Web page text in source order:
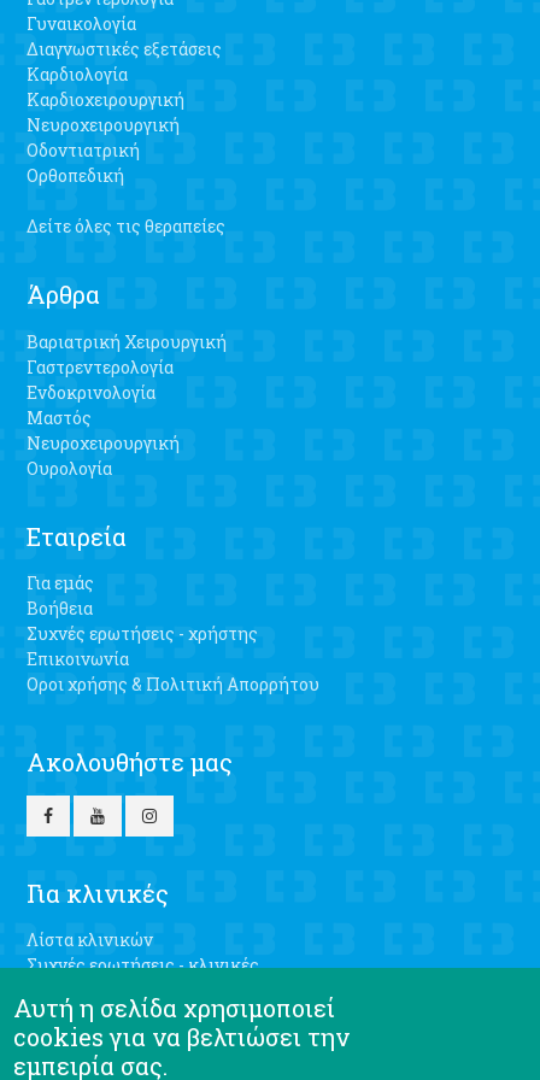
Γυναικολογία
Διαγνωστικές εξετάσεις
Καρδιολογία
Καρδιοχειρουργική
Νευροχειρουργική
Οδοντιατρική
Ορθοπεδική
Δείτε όλες τις θεραπείες
Άρθρα
Βαριατρική Χειρουργική
Γαστρεντερολογία
Ενδοκρινολογία
Μαστός
Νευροχειρουργική
Ουρολογία
Εταιρεία
Για εμάς
Βοήθεια
Συχνές ερωτήσεις - χρήστης
Επικοινωνία
Οροι χρήσης & Πολιτική Απορρήτου
Ακολουθήστε μας
Για κλινικές
Λίστα κλινικών
Συχνές ερωτήσεις - κλινικές
Σύνδεση
Αυτή η σελίδα χρησιμοποιεί
cookies για να βελτιώσει την
εμπειρία σας.